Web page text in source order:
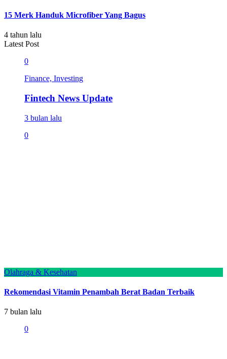
15 Merk Handuk Microfiber Yang Bagus
4 tahun lalu
Latest Post
0
Finance, Investing
Fintech News Update
3 bulan lalu
0
Olahraga & Kesehatan
Rekomendasi Vitamin Penambah Berat Badan Terbaik
7 bulan lalu
0